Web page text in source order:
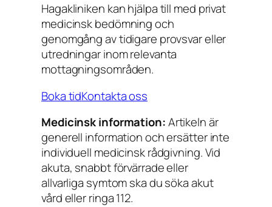
Hagakliniken kan hjälpa till med privat
medicinsk bedömning och
genomgång av tidigare provsvar eller
utredningar inom relevanta
mottagningsområden.
Boka tidKontakta oss
Medicinsk information:Artikeln är
generell information och ersätter inte
individuell medicinsk rådgivning. Vid
akuta, snabbt förvärrade eller
allvarliga symtom ska du söka akut
vård eller ringa 112.